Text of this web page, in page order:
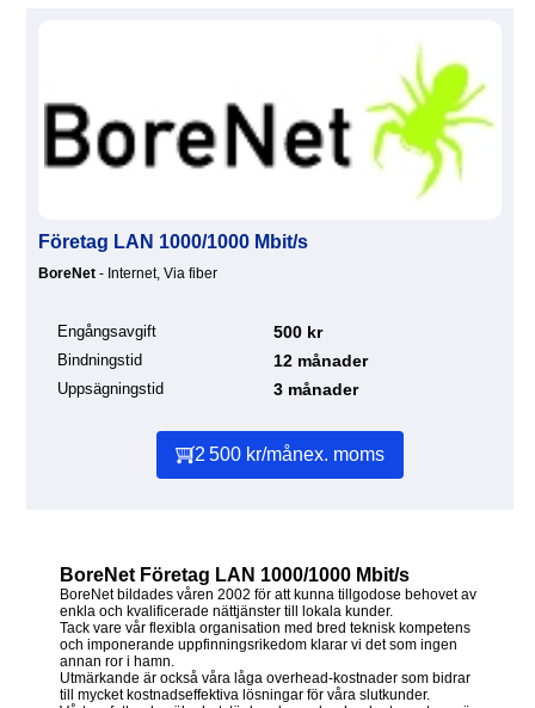
Företag LAN 1000/1000 Mbit/s
BoreNet - Internet, Via fiber
Engångsavgift 500 kr
Bindningstid 12 månader
Uppsägningstid 3 månader
2 500 kr/månex. moms
BoreNet Företag LAN 1000/1000 Mbit/s
BoreNet bildades våren 2002 för att kunna tillgodose behovet av
enkla och kvalificerade nättjänster till lokala kunder.
Tack vare vår flexibla organisation med bred teknisk kompetens
och imponerande uppfinningsrikedom klarar vi det som ingen
annan ror i hamn.
Utmärkande är också våra låga overhead-kostnader som bidrar
till mycket kostnadseffektiva lösningar för våra slutkunder.